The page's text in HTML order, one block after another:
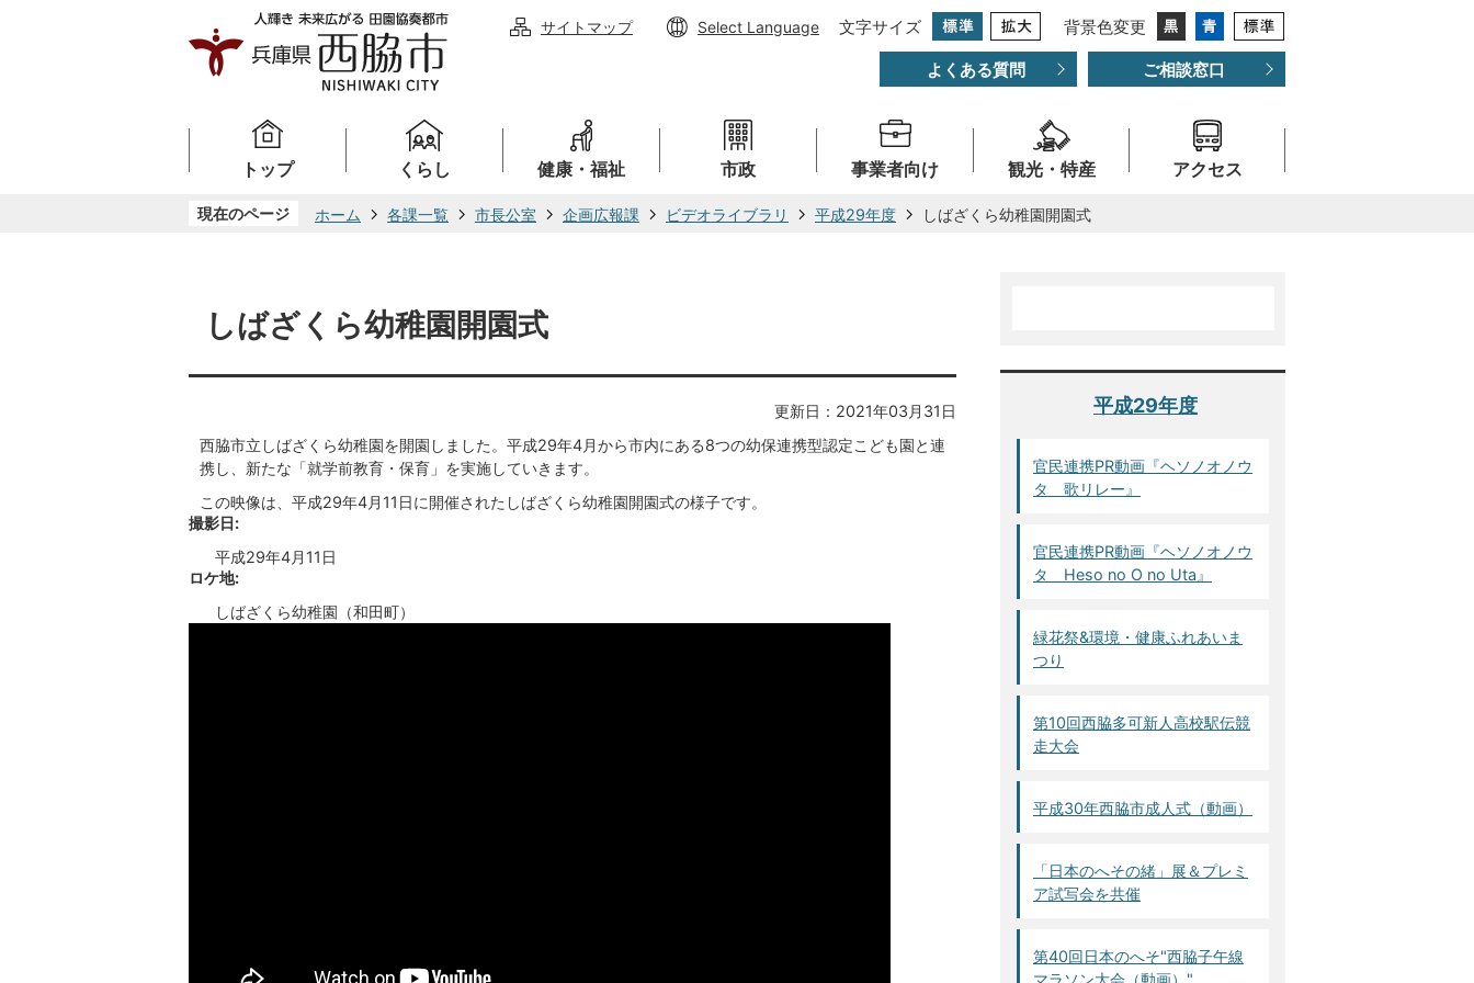
サイトマップ Select Language 文字サイズ 背景色変更
よくある質問 ご相談窓口
トップ くらし 健康・福祉 市政 事業者向け 観光・特産 アクセス
現在のページ ホーム 各課一覧 市長公室 企画広報課 ビデオライブラリ 平成29年度 しばざくら幼稚園開園式
しばざくら幼稚園開園式
更新日：2021年03月31日
西脇市立しばざくら幼稚園を開園しました。平成29年4月から市内にある8つの幼保連携型認定こども園と連
携し、新たな「就学前教育・保育」を実施していきます。
この映像は、平成29年4月11日に開催されたしばざくら幼稚園開園式の様子です。
撮影日:
平成29年4月11日
ロケ地:
しばざくら幼稚園（和田町）
平成29年度
官民連携PR動画『ヘソノオノウ
タ 歌リレー』
官民連携PR動画『ヘソノオノウ
タ Heso no O no Uta』
緑花祭&環境・健康ふれあいま
つり
第10回西脇多可新人高校駅伝競
走大会
平成30年西脇市成人式（動画）
「日本のへその緒」展＆プレミ
ア試写会を共催
第40回日本のへそ"西脇子午線
マラソン大会（動画）"